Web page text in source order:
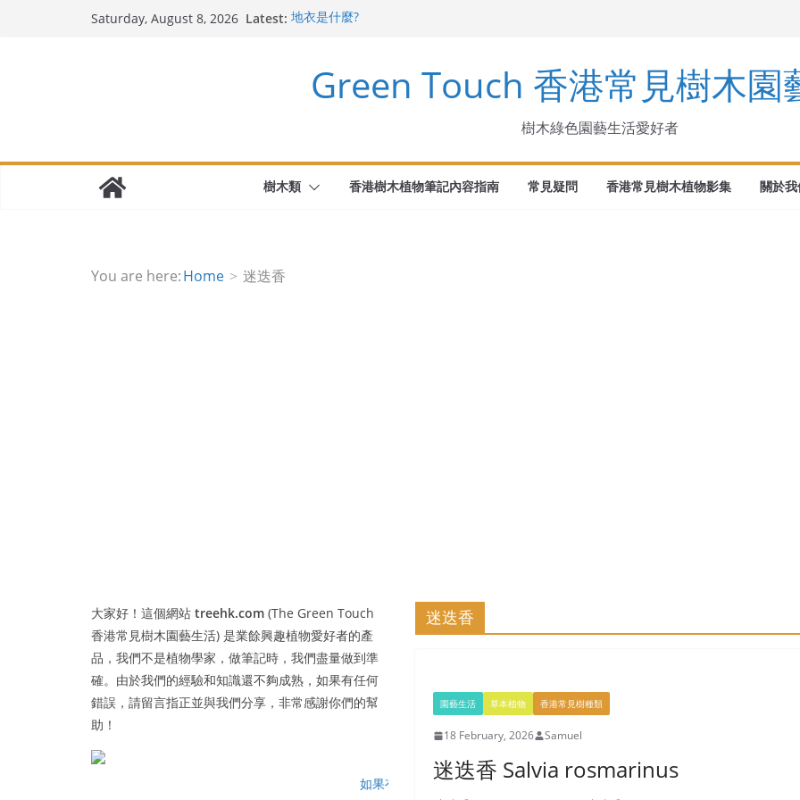
Saturday, August 8, 2026 Latest: 地衣是什麼?
千里光 Senecio scandens Buch.-Ham. ex D. Don
無憂樹 Saraca Asoka
Green Touch 香港常見樹木園
樹木綠色園藝生活愛好者
樹木類 香港樹木植物筆記內容指南 常見疑問 香港常見樹木植物影集 關於我
You are here:Home 迷迭香
迷迭香
園藝生活 草本植物 香港常見樹種類
18 February, 2026 Samuel
迷迭香 Salvia rosmarinus
大家好！這個網站 treehk.com (The Green Touch
香港常見樹木園藝生活) 是業餘興趣植物愛好者的產
品，我們不是植物學家，做筆記時，我們盡量做到準
確。由於我們的經驗和知識還不夠成熟，如果有任何
錯誤，請留言指正並與我們分享，非常感謝你們的幫
助！
如果有人一路行一路瞻天望地，他可能是跟我們一樣在看樹，辨認他們的形態，樹葉